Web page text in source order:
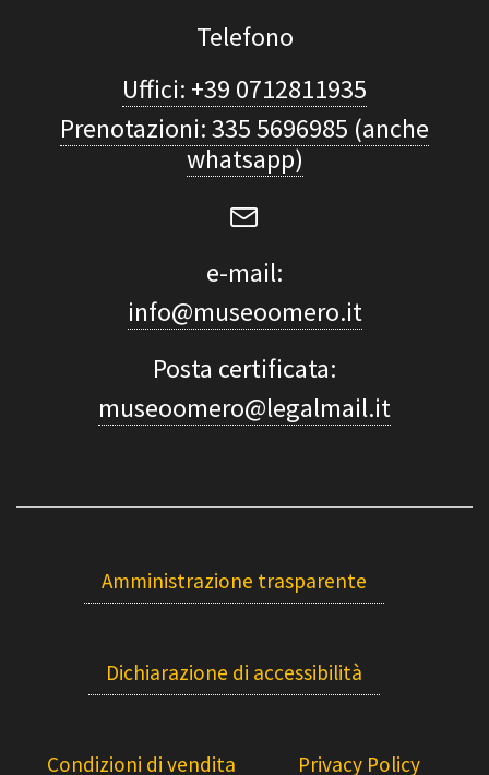
Telefono
Uffici: +39 0712811935
Prenotazioni: 335 5696985 (anche
whatsapp)
e-mail:
info@museoomero.it
Posta certificata:
museoomero@legalmail.it
Amministrazione trasparente
Dichiarazione di accessibilità
Condizioni di vendita Privacy Policy